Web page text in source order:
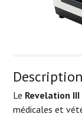
Description
Le Revelation III
médicales et